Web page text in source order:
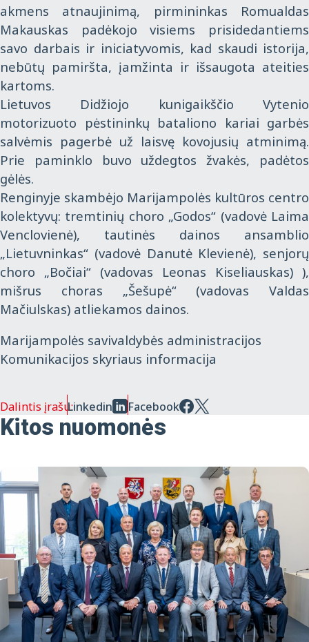
akmens atnaujinimą, pirmininkas Romualdas
Makauskas padėkojo visiems prisidedantiems
savo darbais ir iniciatyvomis, kad skaudi istorija,
nebūtų pamiršta, įamžinta ir išsaugota ateities
kartoms.
Lietuvos Didžiojo kunigaikščio Vytenio
motorizuoto pėstininkų bataliono kariai garbės
salvėmis pagerbė už laisvę kovojusių atminimą.
Prie paminklo buvo uždegtos žvakės, padėtos
gėlės.
Renginyje skambėjo Marijampolės kultūros centro
kolektyvų: tremtinių choro „Godos“ (vadovė Laima
Venclovienė), tautinės dainos ansamblio
„Lietuvninkas“ (vadovė Danutė Klevienė), senjorų
choro „Bočiai“ (vadovas Leonas Kiseliauskas) ),
mišrus choras „Šešupė“ (vadovas Valdas
Mačiulskas) atliekamos dainos.
Marijampolės savivaldybės administracijos
Komunikacijos skyriaus informacija
Dalintis įrašu:Linkedin Facebook
Kitos nuomonės